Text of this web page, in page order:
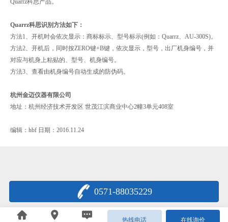
Quarrz科思识别方法如下：
方法1、开机时会依次显示：商标标示、型号标示(例如：Quarrz、AU-300S)。
方法2、开机后，同时按ZERO键+B键，依次显示，型号，出厂机身编号，并
对应与机身上粘贴的、型号、机身编号。
方法3、查看由机身编号自动生成的防伪码。
杭州金迈仪器有限公司
地址：杭州经济技术开发区 世茂江滨商业中心2幢3单元408室
编辑：hbf 日期：2016.11.24
0571-88035229
热线电话 在线询价
浙公网安备33011802000622号